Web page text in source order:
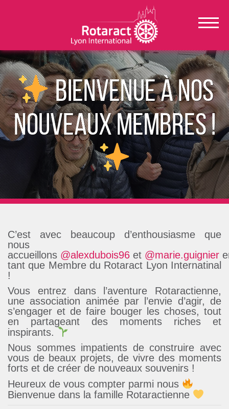
Bienvenue à nos
nouveaux membres !
C’est avec beaucoup d’enthousiasme que
nous
accueillons @alexdubois96 et @marie.guignier
tant que Membre du Rotaract Lyon Internatinal
!
Vous entrez dans l’aventure Rotaractienne,
une association animée par l’envie d’agir, de
s’engager et de faire bouger les choses, tout
en partageant des moments riches et
inspirants.
Nous sommes impatients de construire avec
vous de beaux projets, de vivre des moments
forts et de créer de nouveaux souvenirs !
Heureux de vous compter parmi nous
Bienvenue dans la famille Rotaractienne